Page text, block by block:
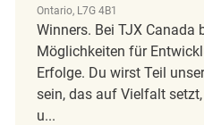
Ontario, L7G 4B1
Winners. Bei TJX Canada
Möglichkeiten für
Erfolge. Du wirst Teil
sein, das auf Vielfalt
u...